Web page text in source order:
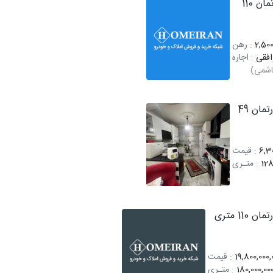
اجاره آپارتمان 110
: رهن
: اجاره
فروش آپارتمان 49
: قیمت
: متـری
متری
: قیمت
: متـری